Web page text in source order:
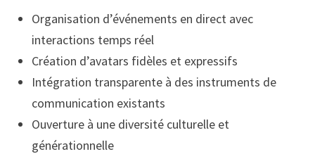
Organisation d’événements en direct avec
interactions temps réel
Création d’avatars fidèles et expressifs
Intégration transparente à des instruments de
communication existants
Ouverture à une diversité culturelle et
générationnelle